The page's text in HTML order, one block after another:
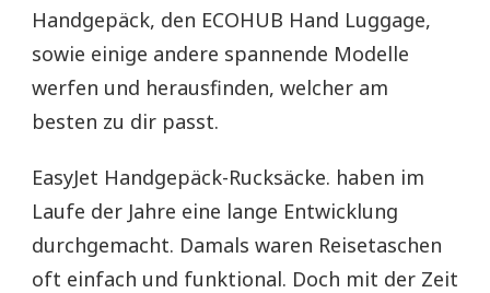
Handgepäck, den ECOHUB Hand Luggage,
sowie einige andere spannende Modelle
werfen und herausfinden, welcher am
besten zu dir passt.
EasyJet Handgepäck-Rucksäcke. haben im
Laufe der Jahre eine lange Entwicklung
durchgemacht. Damals waren Reisetaschen
oft einfach und funktional. Doch mit der Zeit